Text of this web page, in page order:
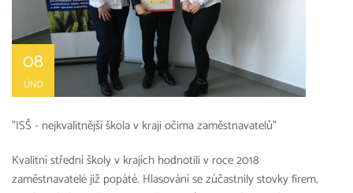
08
ÚNO
"ISŠ - nejkvalitnější škola v kraji očima zaměstnavatelů"
Kvalitní střední školy v krajích hodnotili v roce 2018
zaměstnavatelé již popáté. Hlasování se zúčastnily stovky firem,